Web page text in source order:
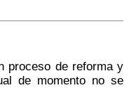
proceso de reforma y
de momento no se